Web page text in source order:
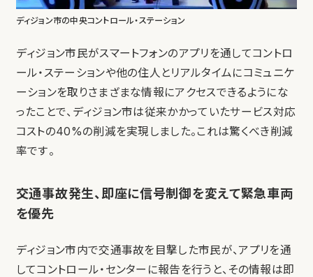
ディジョン市の中央コントロール・ステーション
ディジョン市民がスマートフォンのアプリを通してコントロ
ール・ステーションや他の住人とリアルタイムにコミュニケ
ーションを取りさまざまな情報にアクセスできるようにな
ったことで、ディジョン市は従来かかっていたサービス対応
コストの40%の削減を実現しました。これは驚くべき削減
率です。
交通事故発生、即座に信号制御を変えて緊急車両
を優先
ディジョン市内で交通事故を目撃した市民が、アプリを通
してコントロール・センターに報告を行うと、その情報は即